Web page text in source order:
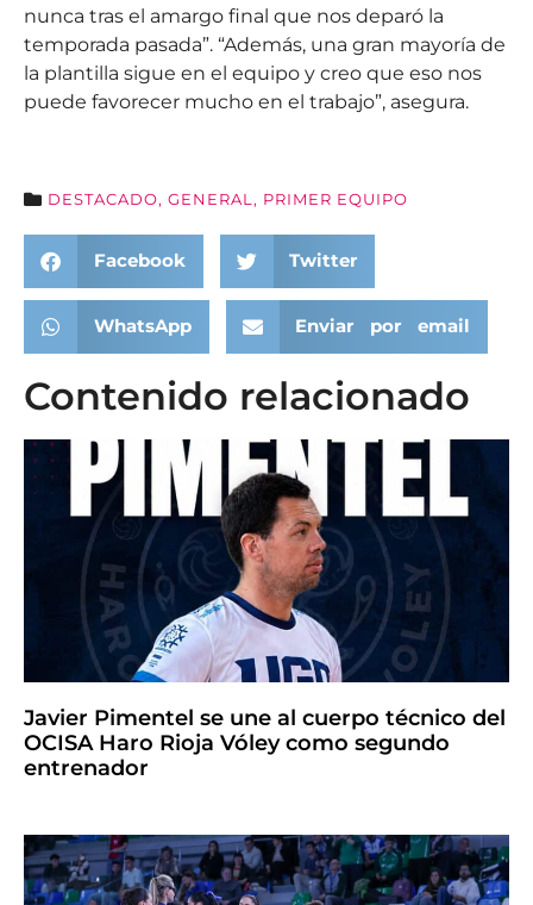
nunca tras el amargo final que nos deparó la
temporada pasada”. “Además, una gran mayoría de
la plantilla sigue en el equipo y creo que eso nos
puede favorecer mucho en el trabajo”, asegura.
DESTACADO, GENERAL , PRIMER EQUIPO
Facebook Twitter
WhatsApp Enviar por email
Contenido relacionado
Javier Pimentel se une al cuerpo técnico del
OCISA Haro Rioja Vóley como segundo
entrenador